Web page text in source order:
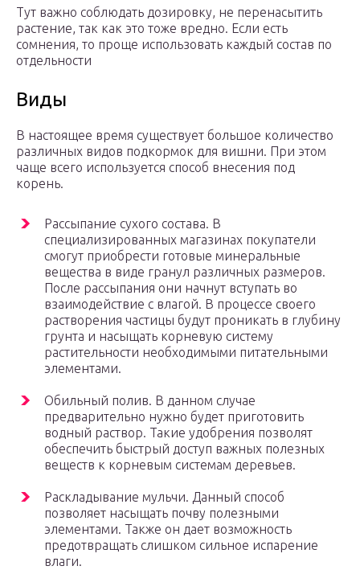
Тут важно соблюдать дозировку, не перенасытить
растение, так как это тоже вредно. Если есть
сомнения, то проще использовать каждый состав по
отдельности
Виды
В настоящее время существует большое количество
различных видов подкормок для вишни. При этом
чаще всего используется способ внесения под
корень.
Рассыпание сухого состава. В
специализированных магазинах покупатели
смогут приобрести готовые минеральные
вещества в виде гранул различных размеров.
После рассыпания они начнут вступать во
взаимодействие с влагой. В процессе своего
растворения частицы будут проникать в глубину
грунта и насыщать корневую систему
растительности необходимыми питательными
элементами.
Обильный полив. В данном случае
предварительно нужно будет приготовить
водный раствор. Такие удобрения позволят
обеспечить быстрый доступ важных полезных
веществ к корневым системам деревьев.
Раскладывание мульчи. Данный способ
позволяет насыщать почву полезными
элементами. Также он дает возможность
предотвращать слишком сильное испарение
влаги.